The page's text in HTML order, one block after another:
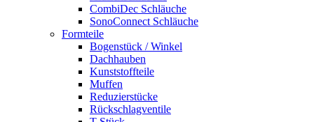
CombiDec Schläuche
SonoConnect Schläuche
Formteile
Bogenstück / Winkel
Dachhauben
Kunststoffteile
Muffen
Reduzierstücke
Rückschlagventile